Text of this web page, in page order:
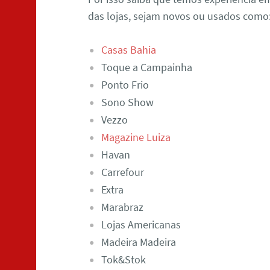
das lojas, sejam novos ou usados
Casas Bahia
Toque a Campainha
Ponto Frio
Sono Show
Vezzo
Magazine Luiza
Havan
Carrefour
Extra
Marabraz
Lojas Americanas
Madeira Madeira
Tok&Stok